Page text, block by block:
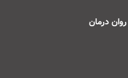
روان درمان